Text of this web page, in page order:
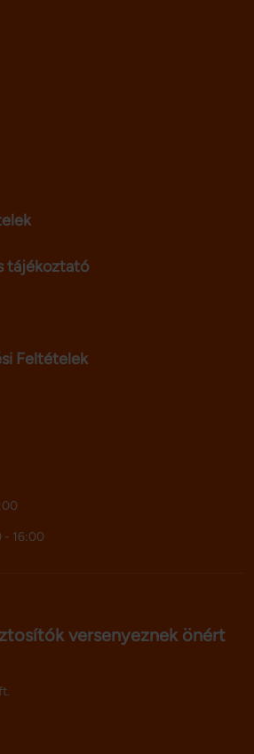
tájékoztató
Feltételek
- 16:00
versenyeznek önért